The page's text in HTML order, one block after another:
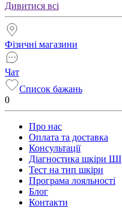
Дивитися всі
Фізичні магазини
Чат
Список бажань
0
Про нас
Оплата та доставка
Консультації
Діагностика шкіри ШІ
Тест на тип шкіри
Програма лояльності
Блог
Контакти